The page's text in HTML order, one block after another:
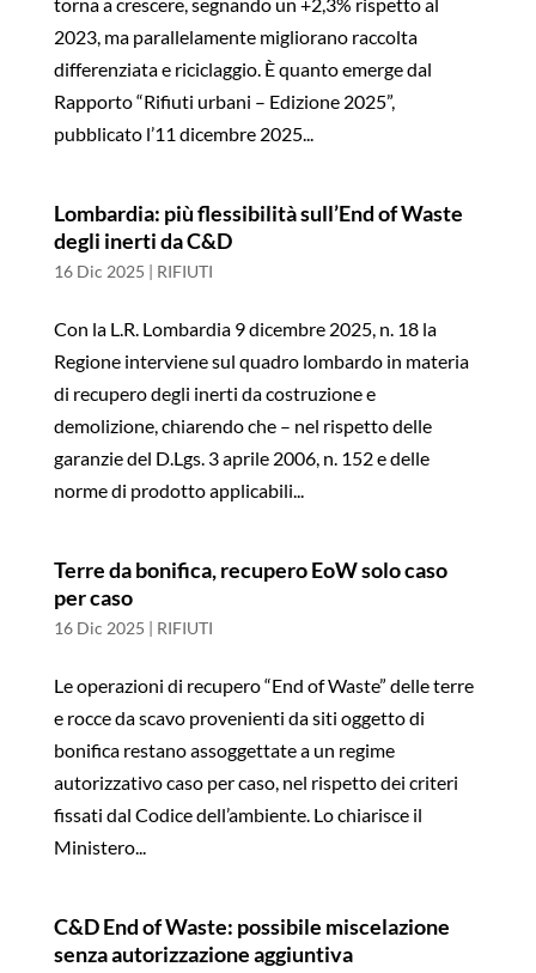
2023, ma parallelamente migliorano raccolta
differenziata e riciclaggio. È quanto emerge dal
Rapporto “Rifiuti urbani – Edizione 2025”,
pubblicato l’11 dicembre 2025...
Lombardia: più flessibilità sull’End of Waste
degli inerti da C&D
16 Dic 2025 | RIFIUTI
Con la L.R. Lombardia 9 dicembre 2025, n. 18 la
Regione interviene sul quadro lombardo in materia
di recupero degli inerti da costruzione e
demolizione, chiarendo che – nel rispetto delle
garanzie del D.Lgs. 3 aprile 2006, n. 152 e delle
norme di prodotto applicabili...
Terre da bonifica, recupero EoW solo caso
per caso
16 Dic 2025 | RIFIUTI
Le operazioni di recupero “End of Waste” delle terre
e rocce da scavo provenienti da siti oggetto di
bonifica restano assoggettate a un regime
autorizzativo caso per caso, nel rispetto dei criteri
fissati dal Codice dell’ambiente. Lo chiarisce il
Ministero...
C&D End of Waste: possibile miscelazione
senza autorizzazione aggiuntiva